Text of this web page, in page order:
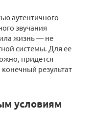
аутентичного
звучания
жизнь — не
системы. Для ее
придется
результат
условиям